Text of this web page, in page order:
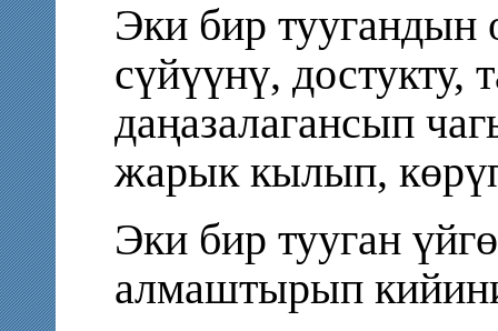
Эки бир
сүйүүнү, достукту,
даңазалагансып
жарык кылып,
Эки бир тууган
алмаштырып